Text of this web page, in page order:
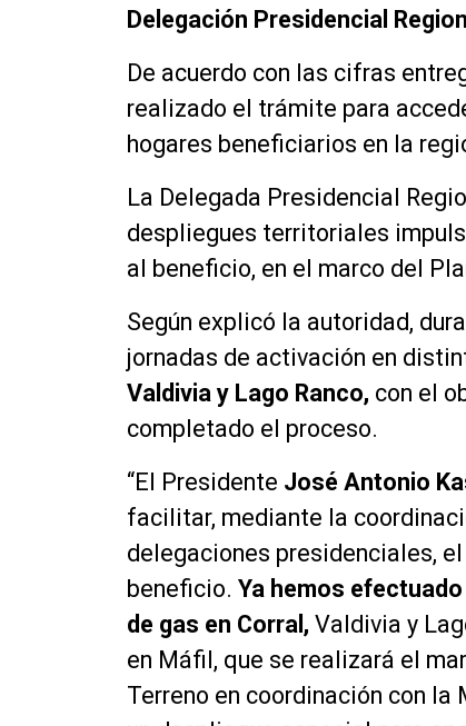
Delegación Presidencial
De acuerdo con las cifras
realizado el trámite para
hogares beneficiarios en la
La Delegada Presidencial
despliegues territoriales
al beneficio, en el marco del
Según explicó la autoridad,
jornadas de activación en
Valdivia y Lago Ranco, con el
completado el proceso.
“El Presidente José Antonio
facilitar, mediante la
delegaciones presidenciales,
beneficio. Ya hemos
de gas en Corral, Valdivia y
en Máfil, que se realizará el
Terreno en coordinación con